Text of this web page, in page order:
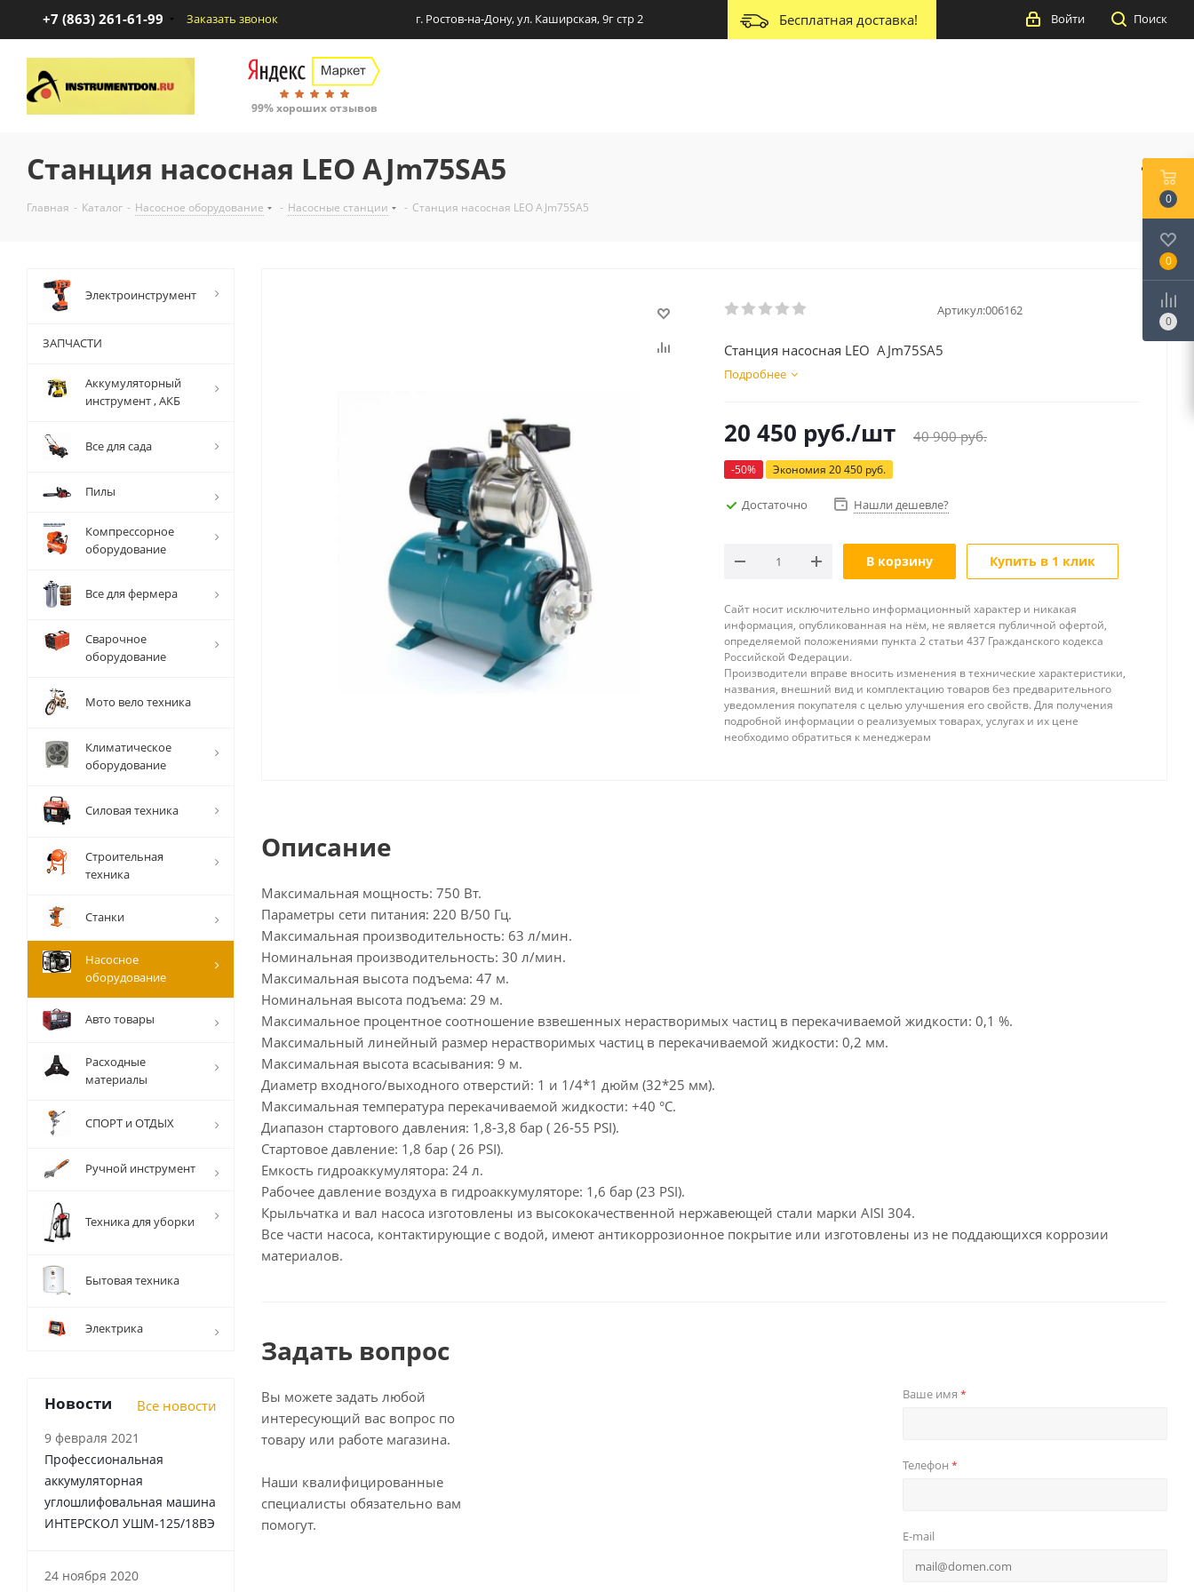
+7 (863) 261-61-99 Заказать звонок г. Ростов-на-Дону, ул. Каширская, 9г стр 2 Бесплатная доставка! Поиск
Войти
99% хороших отзывов
Станция насосная LEO AJm75SA5
Главная - Каталог - Насосное оборудование - Насосные станции - Станция насосная LEO AJm75SA5
Артикул:006162
Станция насосная LEO AJm75SA5
Подробнее
20 450 руб./шт 40 900руб.
-50% Экономия 20 450 руб.
Достаточно Нашли дешевле?
В корзину Купить в 1 клик
Сайт носит исключительно информационный характер и никакая
информация, опубликованная на нём, не является публичной офертой,
определяемой положениями пункта 2 статьи 437 Гражданского кодекса
Российской Федерации.
Производители вправе вносить изменения в технические характеристики,
названия, внешний вид и комплектацию товаров без предварительного
уведомления покупателя с целью улучшения его свойств. Для получения
подробной информации о реализуемых товарах, услугах и их цене
необходимо обратиться к менеджерам
Описание
Максимальная мощность: 750 Вт.
Параметры сети питания: 220 В/50 Гц.
Максимальная производительность: 63 л/мин.
Номинальная производительность: 30 л/мин.
Максимальная высота подъема: 47 м.
Номинальная высота подъема: 29 м.
Максимальное процентное соотношение взвешенных нерастворимых частиц в перекачиваемой жидкости: 0,1 %.
Максимальный линейный размер нерастворимых частиц в перекачиваемой жидкости: 0,2 мм.
Максимальная высота всасывания: 9 м.
Диаметр входного/выходного отверстий: 1 и 1/4*1 дюйм (32*25 мм).
Максимальная температура перекачиваемой жидкости: +40 °С.
Диапазон стартового давления: 1,8-3,8 бар ( 26-55 PSI).
Стартовое давление: 1,8 бар ( 26 PSI).
Емкость гидроаккумулятора: 24 л.
Рабочее давление воздуха в гидроаккумуляторе: 1,6 бар (23 PSI).
Крыльчатка и вал насоса изготовлены из высококачественной нержавеющей стали марки AISI 304.
Все части насоса, контактирующие с водой, имеют антикоррозионное покрытие или изготовлены из не поддающихся коррозии
материалов.
Задать вопрос
Вы можете задать любой
интересующий вас вопрос по
товару или работе магазина.
Наши квалифицированные
специалисты обязательно вам
помогут.
Ваше имя *
Телефон *
E-mail
Электроинструмент
ЗАПЧАСТИ
Аккумуляторный
инструмент , АКБ
Все для сада
Пилы
Компрессорное
оборудование
Все для фермера
Сварочное
оборудование
Мото вело техника
Климатическое
оборудование
Силовая техника
Строительная
техника
Станки
Насосное
оборудование
Авто товары
Расходные
материалы
СПОРТ и ОТДЫХ
Ручной инструмент
Техника для уборки
Бытовая техника
Электрика
Новости Все новости
9 февраля 2021
Профессиональная
аккумуляторная
углошлифовальная машина
ИНТЕРСКОЛ УШМ-125/18ВЭ
24 ноября 2020
0
0
0